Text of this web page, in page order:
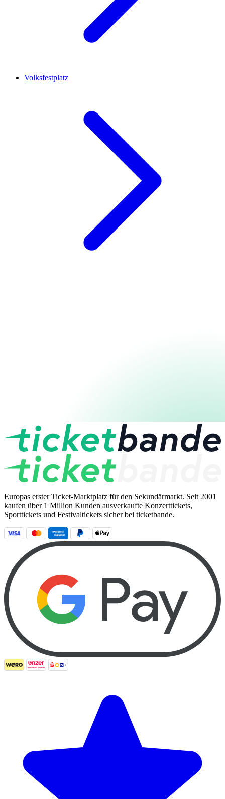
Volksfestplatz
Europas erster Ticket-Marktplatz für den Sekundärmarkt. Seit 2001
kaufen über 1 Million Kunden ausverkaufte Konzerttickets,
Sporttickets und Festivaltickets sicher bei ticketbande.